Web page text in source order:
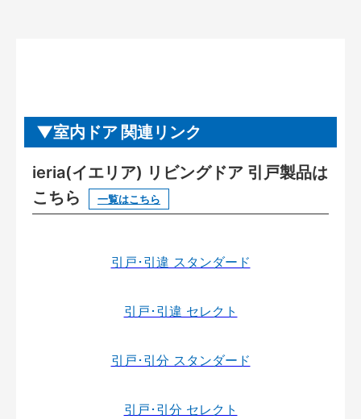
室内ドア 関連リンク
ieria(イエリア) リビングドア 引戸製品は
こちら
一覧はこちら
引戸･引違 スタンダード
引戸･引違 セレクト
引戸･引分 スタンダード
引戸･引分 セレクト